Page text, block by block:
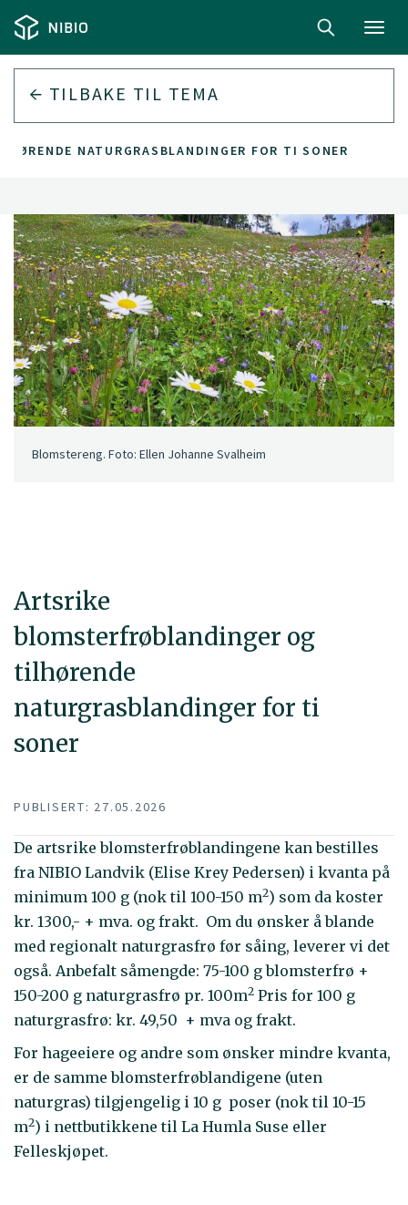
TILBAKE TIL TEMA
NATURGRASBLANDINGER FOR TI SONER
Artsrike
blomsterfrøblandinger og
tilhørende
naturgrasblandinger for ti
soner
Blomstereng. Foto: Ellen Johanne Svalheim
PUBLISERT: 27.05.2026
De artsrike blomsterfrøblandingene kan bestilles
fra NIBIO Landvik (Elise Krey Pedersen) i kvanta på
minimum 100 g (nok til 100-150 m2) som da koster
kr. 1300,- + mva. og frakt. Om du ønsker å blande
med regionalt naturgrasfrø før såing, leverer vi det
også. Anbefalt såmengde: 75-100 g blomsterfrø +
150-200 g naturgrasfrø pr. 100m2 Pris for 100 g
naturgrasfrø: kr. 49,50 + mva og frakt.
For hageeiere og andre som ønsker mindre kvanta,
er de samme blomsterfrøblandigene (uten
naturgras) tilgjengelig i 10 g poser (nok til 10-15
m2) i nettbutikkene til La Humla Suse eller
Felleskjøpet.